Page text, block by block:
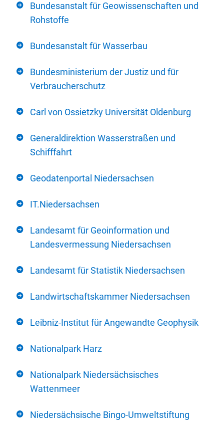
Bundesanstalt für Geowissenschaften und
Rohstoffe
Bundesanstalt für Wasserbau
Bundesministerium der Justiz und für
Verbraucherschutz
Carl von Ossietzky Universität Oldenburg
Generaldirektion Wasserstraßen und
Schifffahrt
Geodatenportal Niedersachsen
IT.Niedersachsen
Landesamt für Geoinformation und
Landesvermessung Niedersachsen
Landesamt für Statistik Niedersachsen
Landwirtschaftskammer Niedersachsen
Leibniz-Institut für Angewandte Geophysik
Nationalpark Harz
Nationalpark Niedersächsisches
Wattenmeer
Niedersächsische Bingo-Umweltstiftung